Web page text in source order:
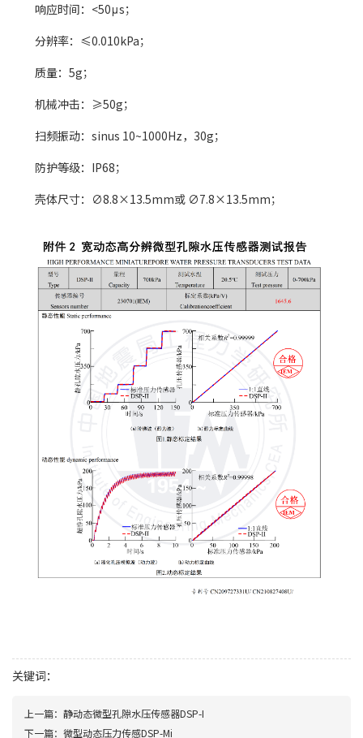
响应时间：<50μs；
分辨率：≤0.010kPa；
质量：5g；
机械冲击：≥50g；
扫频振动：sinus 10~1000Hz，30g；
防护等级：IP68；
壳体尺寸：∅8.8×13.5mm或 ∅7.8×13.5mm；
关键词：
上一篇： 静动态微型孔隙水压传感器DSP-I
下一篇： 微型动态压力传感DSP-Mi